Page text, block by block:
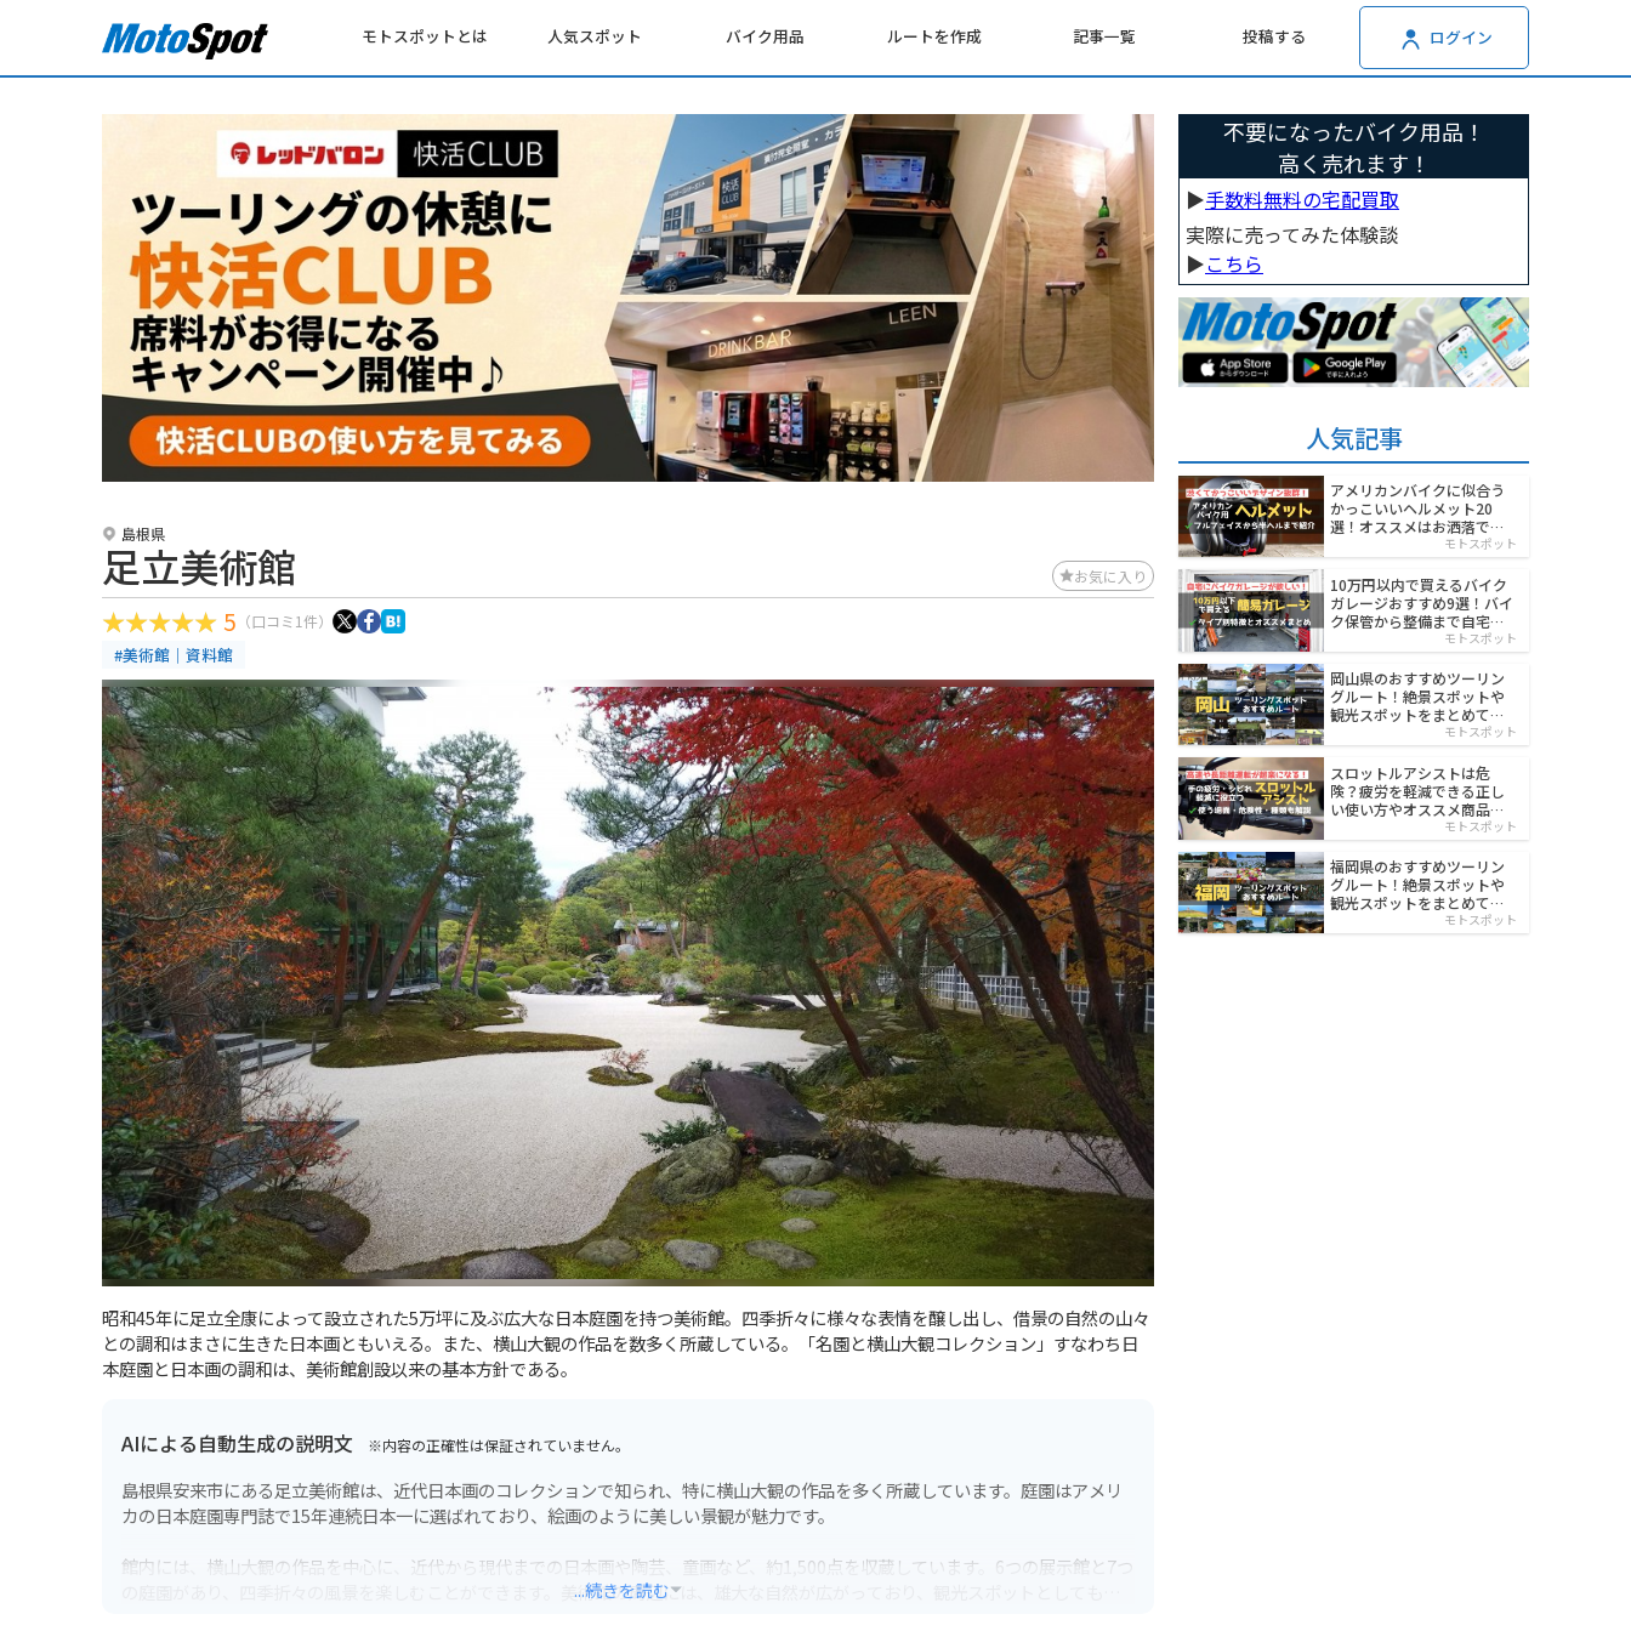
モトスポットとは 人気スポット バイク用品 ルートを作成 記事一覧 投稿する ログイン
島根県
足立美術館 お気に入り
5 （口コミ1件）
#美術館｜資料館
昭和45年に足立全康によって設立された5万坪に及ぶ広大な日本庭園を持つ美術館。四季折々に様々な表情を醸し出し、借景の自然の山々
との調和はまさに生きた日本画ともいえる。また、横山大観の作品を数多く所蔵している。「名園と横山大観コレクション」すなわち日
本庭園と日本画の調和は、美術館創設以来の基本方針である。
AIによる自動生成の説明文 ※内容の正確性は保証されていません。
島根県安来市にある足立美術館は、近代日本画のコレクションで知られ、特に横山大観の作品を多く所蔵しています。庭園はアメリ
カの日本庭園専門誌で15年連続日本一に選ばれており、絵画のように美しい景観が魅力です。
館内には、横山大観の作品を中心に、近代から現代までの日本画や陶芸、童画など、約1,500点を収蔵しています。6つの展示館と7つ
の庭園があり、四季折々の風景を楽しむことができます。美術館の周辺には、雄大な自然が広がっており、観光スポットとしても人
...続きを読む
不要になったバイク用品！
高く売れます！
▶︎手数料無料の宅配買取
実際に売ってみた体験談
▶︎こちら
人気記事
アメリカンバイクに似合う
かっこいいヘルメット20
選！オススメはお洒落でワ
モトスポット
10万円以内で買えるバイク
ガレージおすすめ9選！バイ
ク保管から整備まで自宅で
モトスポット
岡山県のおすすめツーリン
グルート！絶景スポットや
観光スポットをまとめて紹
モトスポット
スロットルアシストは危
険？疲労を軽減できる正し
い使い方やオススメ商品を
モトスポット
福岡県のおすすめツーリン
グルート！絶景スポットや
観光スポットをまとめて紹
モトスポット